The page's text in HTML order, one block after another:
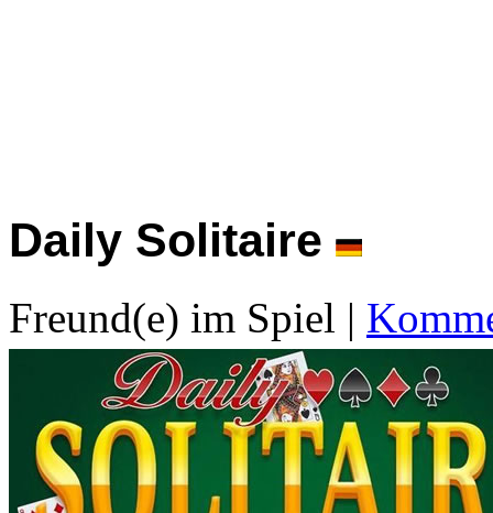
Daily Solitaire
Freund(e) im Spiel |